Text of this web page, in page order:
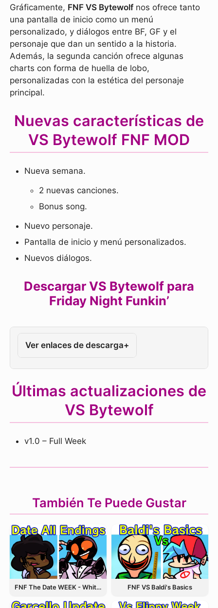
Gráficamente, FNF VS Bytewolfnos ofrece tanto
una pantalla de inicio como un menú
personalizado, y diálogos entre BF, GF y el
personaje que dan un sentido a la historia.
Además, la segunda canción ofrece algunas
charts con forma de huella de lobo,
personalizadas con la estética del personaje
principal.
Nuevas características de
VS Bytewolf FNF MOD
Nueva semana.
2 nuevas canciones.
Bonus song.
Nuevo personaje.
Pantalla de inicio y menú personalizados.
Nuevos diálogos.
Descargar VS Bytewolf para
Friday Night Funkin’
Ver enlaces de descarga+
Últimas actualizaciones de
VS Bytewolf
v1.0 – Full Week
También Te Puede Gustar
FNF The Date WEEK - Whitty and Carol FNF VS Baldi's Basics